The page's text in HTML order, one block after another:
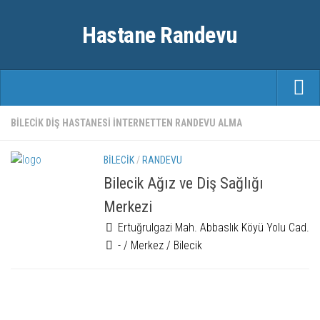
Hastane Randevu
ANASAYFA
RANDEVU
BILECIK DIŞ HASTANESI INTERNETTEN RANDEVU ALMA
BILECIK / RANDEVU
Bilecik Ağız ve Diş Sağlığı
Merkezi
Ertuğrulgazi Mah. Abbaslık Köyü Yolu Cad.
- / Merkez / Bilecik